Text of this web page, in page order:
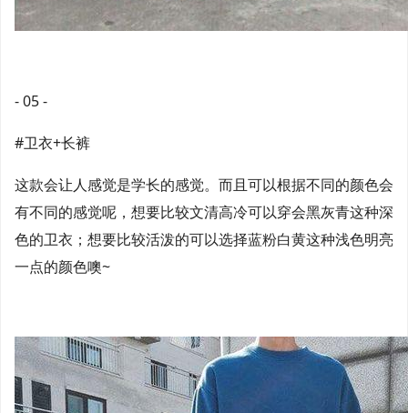
- 05 -
#卫衣+长裤
这款会让人感觉是学长的感觉。而且可以根据不同的颜色会
有不同的感觉呢，想要比较文清高冷可以穿会黑灰青这种深
色的卫衣；想要比较活泼的可以选择蓝粉白黄这种浅色明亮
一点的颜色噢~